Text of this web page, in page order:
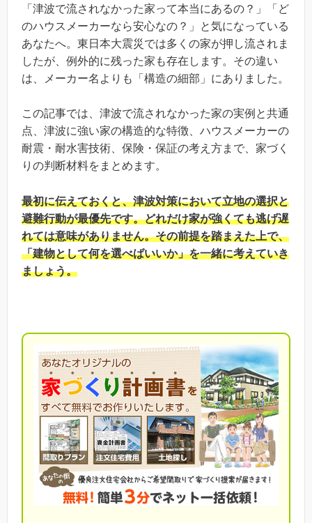
「津波で流されなかった家って本当にあるの？」「ど
のハウスメーカーなら安心なの？」と気になっている
あなたへ。東日本大震災では多くの家が押し流されま
したが、例外的に残った家も存在します。その違い
は、メーカー名よりも「構造の細部」にありました。
この記事では、津波で流されなかった家の実例と共通
点、津波に強い家の構造的な特徴、ハウスメーカーの
耐震・耐水害技術、保険・保証の考え方まで、家づく
りの判断材料をまとめます。
最初に伝えておくと、津波対策において立地の選択と
避難行動が最優先です。どれだけ家が強くても逃げ遅
れては意味がありません。その前提を踏まえた上で、
「建物として何を選べばいいか」を一緒に考えていき
ましょう。